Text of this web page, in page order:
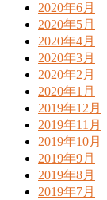
2020年6月
2020年5月
2020年4月
2020年3月
2020年2月
2020年1月
2019年12月
2019年11月
2019年10月
2019年9月
2019年8月
2019年7月